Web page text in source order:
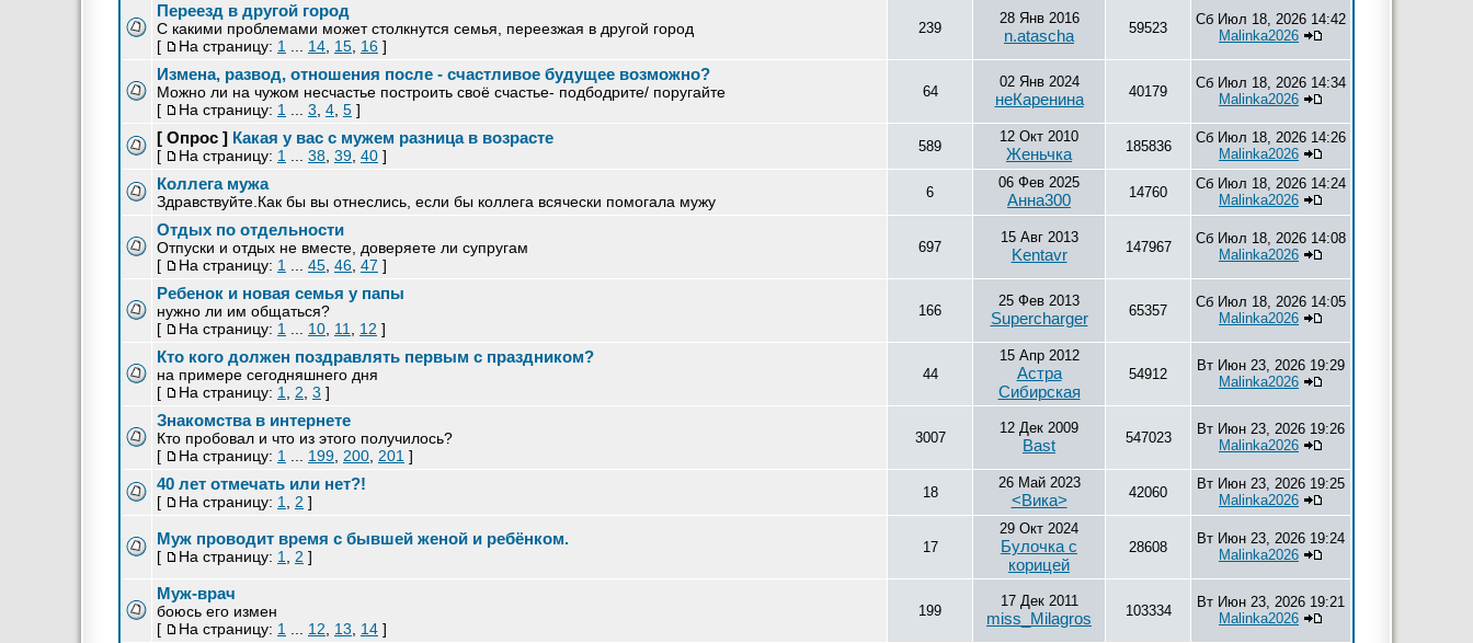
Переезд в другой город
С какими проблемами может столкнутся семья, переезжая в другой город
[
На страницу: 1 14 15 16 ]
239
28 Янв 2016
n.atascha 59523
Сб Июл 18, 2026 14:42
Malinka2026
Измена, развод, отношения после - счастливое будущее возможно?
Можно ли на чужом несчастье построить своё счастье- подбодрите/ поругайте
[
На страницу: 1 3 4 5 ]
64
02 Янв 2024
неКаренина 40179
Сб Июл 18, 2026 14:34
Malinka2026
[ Опрос ] Какая у вас с мужем разница в возрасте
[ На страницу: 1 38 39 40 ]
589
12 Окт 2010
Женьчка 185836
Сб Июл 18, 2026 14:26
Malinka2026
Коллега мужа
Здравствуйте.Как бы вы отнеслись, если бы коллега всячески помогала мужу
6
06 Фев 2025
Анна300 14760
Сб Июл 18, 2026 14:24
Malinka2026
Отдых по отдельности
Отпуски и отдых не вместе, доверяете ли супругам
[
На страницу: 1 45 46 47 ]
697
15 Авг 2013
Kentavr 147967
Сб Июл 18, 2026 14:08
Malinka2026
Ребенок и новая семья у папы
нужно ли им общаться?
[
На страницу: 1 10 11 12 ]
166
25 Фев 2013
Supercharger 65357
Сб Июл 18, 2026 14:05
Malinka2026
Кто кого должен поздравлять первым с праздником?
на примере сегодняшнего дня
[
На страницу: 1 2 3 ]
44
15 Апр 2012
Астра
Сибирская
54912
Вт Июн 23, 2026 19:29
Malinka2026
Знакомства в интернете
Кто пробовал и что из этого получилось?
[
На страницу: 1 199 200 201 ]
3007
12 Дек 2009
Bast 547023
Вт Июн 23, 2026 19:26
Malinka2026
40 лет отмечать или нет?!
[ На страницу: 1 2 ]
18
26 Май 2023
<Вика> 42060
Вт Июн 23, 2026 19:25
Malinka2026
Муж проводит время с бывшей женой и ребёнком.
[ На страницу: 1 2 ]
17
29 Окт 2024
Булочка с
корицей
28608
Вт Июн 23, 2026 19:24
Malinka2026
Муж-врач
боюсь его измен
[
На страницу: 1 12 13 14 ]
199
17 Дек 2011
miss_Milagros 103334
Вт Июн 23, 2026 19:21
Malinka2026